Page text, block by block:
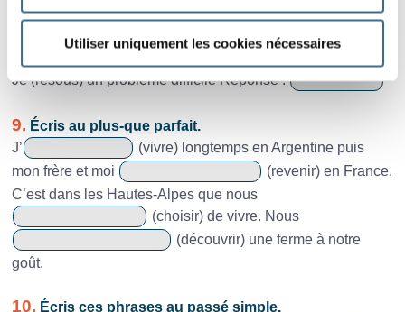
Utiliser uniquement les cookies nécessaires
Mets les verbes entre parenthèses à l’infinitif.
Qui (dort) dîne. Réponse :
Je (résous) un problème difficile Réponse :
9. Écris au plus-que parfait.
J’
(vivre) longtemps en Argentine puis
mon frère et moi
(revenir) en France.
C’est dans les Hautes-Alpes que nous
(choisir) de vivre. Nous
(découvrir) une ferme à notre
goût.
10. Écris ces phrases au passé simple.